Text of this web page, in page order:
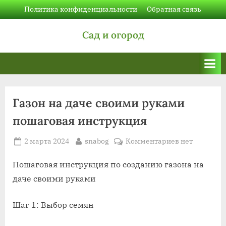
Skip
to
Политика конфиденциальности Обратная связь
Сад и огород
Газон на даче своими руками
пошаговая инструкция
Posted
2 марта 2024 By
snabog Комментариевк
Газон
нет
Пошаговая инструкция по созданию газона на
даче своими руками
Шаг 1: Выбор семян